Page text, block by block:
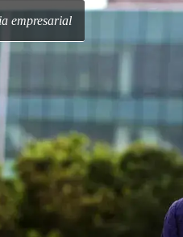
empresarial